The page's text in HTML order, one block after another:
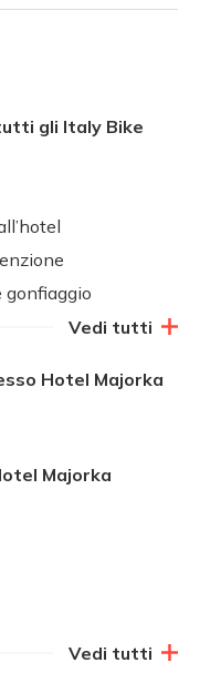
gli Italy Bike
gonfiaggio
Vedi tutti
Hotel Majorka
Majorka
Vedi tutti